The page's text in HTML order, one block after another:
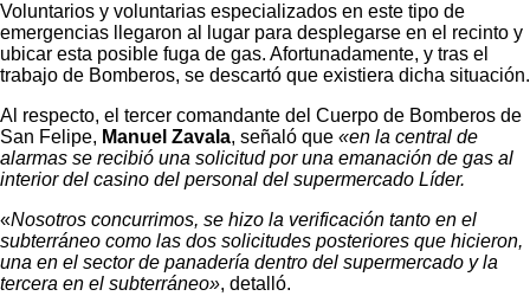
Voluntarios y voluntarias especializados en este tipo de
emergencias llegaron al lugar para desplegarse en el recinto y
ubicar esta posible fuga de gas. Afortunadamente, y tras el
trabajo de Bomberos, se descartó que existiera dicha situación.
Al respecto, el tercer comandante del Cuerpo de Bomberos de
San Felipe, Manuel Zavala, señaló que «en la central de
alarmas se recibió una solicitud por una emanación de gas al
interior del casino del personal del supermercado Líder.
«Nosotros concurrimos, se hizo la verificación tanto en el
subterráneo como las dos solicitudes posteriores que hicieron,
una en el sector de panadería dentro del supermercado y la
tercera en el subterráneo», detalló.